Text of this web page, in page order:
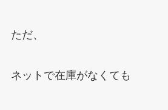
ただ、
ネットで在庫がなくても